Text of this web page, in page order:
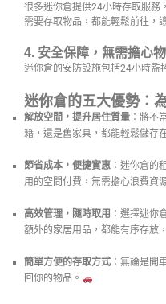
很多迷你倉提供24小時存取服務
需要存取物品，都能輕鬆前往，
4. 安全保障，無需擔心
迷你倉的安防設施包括24小時監
迷你倉的五大優勢：
解放空間，提升居住質量 ：將不
籍，還是舊家具，都能輕鬆儲存
節省成本，便捷實惠 ：迷你倉的
用的空間付費，無需擔心浪費資
高效管理，隨時取用 ：選擇迷你
額外的家居用品，都能有序存放
簡單方便的存取方式 ：無論是開
回你的物品。